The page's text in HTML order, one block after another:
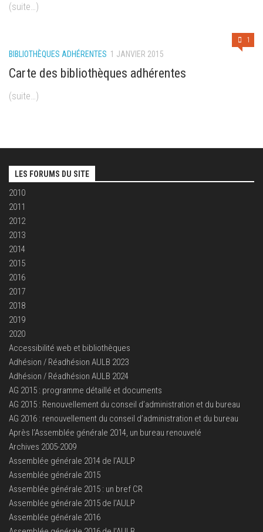
(suite…)
1
BIBLIOTHÈQUES ADHÉRENTES 1 JANVIER 2015
Carte des bibliothèques adhérentes
(suite…)
LES FORUMS DU SITE
2010
2011
2012
2013
2014
2015
2016
2017
2018
2019
2020
Accessibilité web et bibliothèques
Adhésion / Réadhésion AULB 2023
Adhésion / Réadhésion AULB 2024
AG 2015 : programme détaillé et documents
AG 2015 : Renouvellement du conseil d’administration et du bureau
AG 2016 : renouvellement du conseil d’administration et du bureau
Après l’Assemblée générale 2014, un bureau renouvelé
Archives 2005-2009
Assemblée générale 2014 de l’AULP
Assemblée générale 2015
Assemblée générale 2015 : un bref CR
Assemblée générale 2015 de l’AULP
Assemblée générale 2016